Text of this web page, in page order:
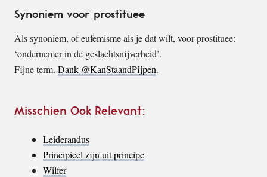
Synoniem voor prostituee
Als synoniem, of eufemisme als je dat wilt, voor prostituee:
‘ondernemer in de geslachtsnijverheid’.
Fijne term. Dank @KanStaandPijpen.
Misschien Ook Relevant:
Leiderandus
Principieel zijn uit principe
Wilfer